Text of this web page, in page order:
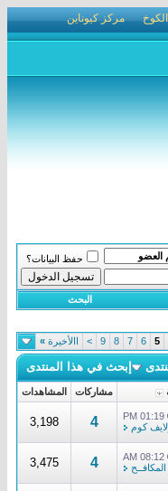
مركز كيوناين
حفظ البيانات؟
البحث
5
6
7
8
9
> االأخيرة »
إبحث في هذا المنتدى
مشاركات المشاهدات
01:19 PM
كوم 4
3,198
08:12 AM
المكافــح 4
3,475